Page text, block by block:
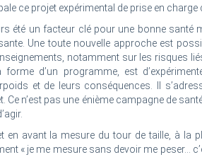
ce projet expérimental de prise en charge
été un facteur clé pour une bonne
Une toute nouvelle approche est
notamment sur les risques
forme d’un programme, est
et de leurs conséquences. Il
Ce n’est pas une énième campagne de
en avant la mesure du tour de taille, à la
« je me mesure sans devoir me peser…